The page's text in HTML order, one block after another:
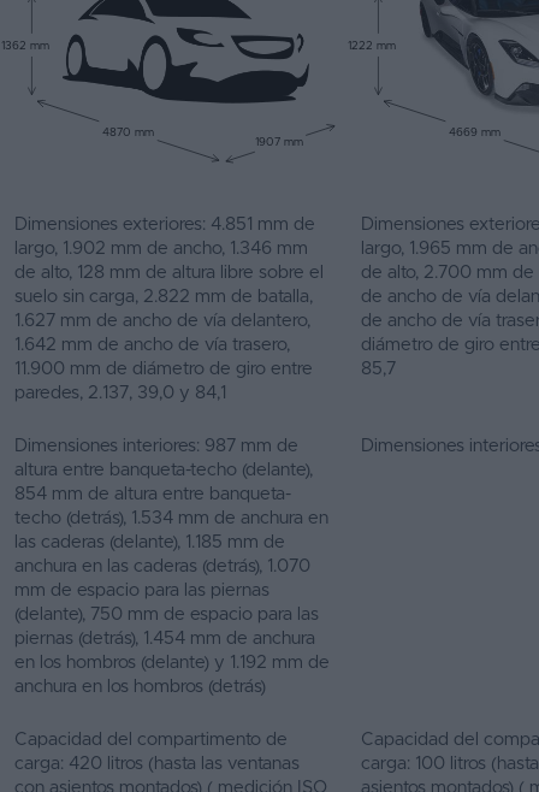
1362 mm
4870 mm
1907 mm
1222 mm
4669 mm
Dimensiones exteriores: 4.851 mm de
largo, 1.902 mm de ancho, 1.346 mm
de alto, 128 mm de altura libre sobre el
suelo sin carga, 2.822 mm de batalla,
1.627 mm de ancho de vía delantero,
1.642 mm de ancho de vía trasero,
11.900 mm de diámetro de giro entre
paredes, 2.137, 39,0 y 84,1
Dimensiones
largo, 1.965 mm de
de alto, 2.700 mm de
de ancho de vía
de ancho de vía
diámetro de giro
85,7
Dimensiones interiores: 987 mm de
altura entre banqueta-techo (delante),
854 mm de altura entre banqueta-
techo (detrás), 1.534 mm de anchura en
las caderas (delante), 1.185 mm de
anchura en las caderas (detrás), 1.070
mm de espacio para las piernas
(delante), 750 mm de espacio para las
piernas (detrás), 1.454 mm de anchura
en los hombros (delante) y 1.192 mm de
anchura en los hombros (detrás)
Dimensiones
Capacidad del compartimento de
carga: 420 litros (hasta las ventanas
con asientos montados) ( medición ISO
Capacidad del
carga: 100 litros
asientos montados) (